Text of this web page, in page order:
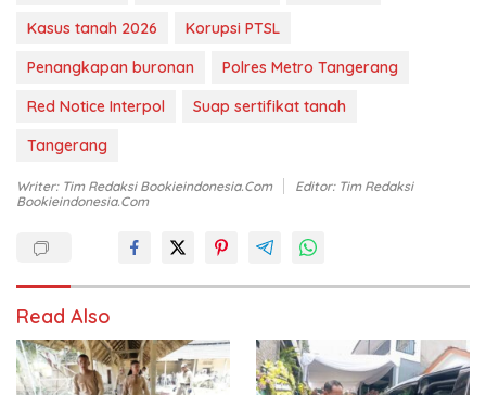
Kasus tanah 2026
Korupsi PTSL
Penangkapan buronan
Polres Metro Tangerang
Red Notice Interpol
Suap sertifikat tanah
Tangerang
Writer: Tim Redaksi Bookieindonesia.com
Editor: Tim Redaksi
Bookieindonesia.com
Read Also